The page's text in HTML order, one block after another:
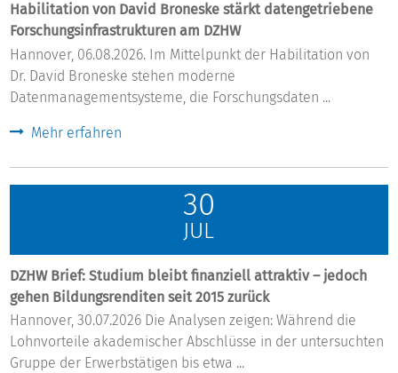
Habilitation von David Broneske stärkt datengetriebene
Forschungsinfrastrukturen am DZHW
Hannover, 06.08.2026. Im Mittelpunkt der Habilitation von
Dr. David Broneske stehen moderne
Datenmanagementsysteme, die Forschungsdaten ...
Mehr erfahren
30
JUL
DZHW Brief: Studium bleibt finanziell attraktiv – jedoch
gehen Bildungsrenditen seit 2015 zurück
Hannover, 30.07.2026 Die Analysen zeigen: Während die
Lohnvorteile akademischer Abschlüsse in der untersuchten
Gruppe der Erwerbstätigen bis etwa ...